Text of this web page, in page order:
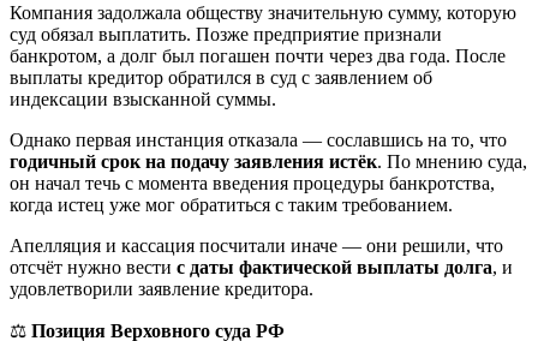
Компания задолжала обществу значительную сумму, которую
суд обязал выплатить. Позже предприятие признали
банкротом, а долг был погашен почти через два года. После
выплаты кредитор обратился в суд с заявлением об
индексации взысканной суммы.
Однако первая инстанция отказала — сославшись на то, что
годичный срок на подачу заявления истёк. По мнению суда,
он начал течь с момента введения процедуры банкротства,
когда истец уже мог обратиться с таким требованием.
Апелляция и кассация посчитали иначе — они решили, что
отсчёт нужно вести с даты фактической выплаты долга, и
удовлетворили заявление кредитора.
⚖️ Позиция Верховного суда РФ